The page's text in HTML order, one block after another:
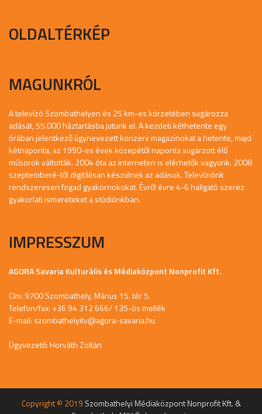
OLDALTÉRKÉP
MAGUNKRÓL
A televízó Szombathelyen és 25 km-es körzetében sugározza
adását, 55.000 háztartásba jutunk el. A kezdeti kéthetente egy
órában jelentkező úgynevezett konzerv magazinokat a hetente, majd
kétnaponta, az 1990-es évek közepétől naponta sugárzott élő
műsorok váltották. 2004 óta az interneten is elérhetők vagyunk. 2008
szeptemberé-től digitálisan készülnek az adások. Televíziónk
rendszeresen fogad gyakornokokat. Évről évre 4-6 hallgató szerez
gyakorlati ismereteket a stúdiónkban.
IMPRESSZUM
AGORA Savaria Kulturális és Médiaközpont Nonprofit Kft.
Cím: 9700 Szombathely, Márius 15. tér 5.
Telefon/fax: +36 94 312 666/ 135-ös mellék
E-mail: szombathelyitv@agora-savaria.hu
Ügyvezető: Horváth Zoltán
Copyright © 2019 Szombathelyi Médiaközpont Nonprofit Kft. &